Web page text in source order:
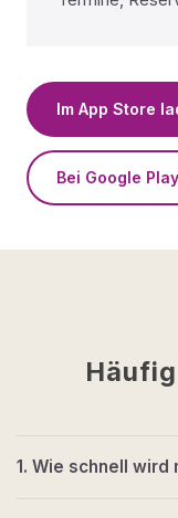
Im App Store
Bei Google
1. Wie schnell